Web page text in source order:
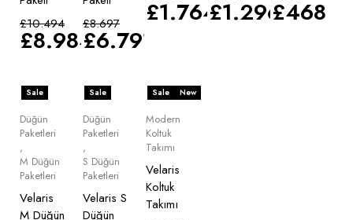
£10.494
£8.984
£8.697
£6.791
£1.764£1.296£468
Sale
Düğün
Paketleri
,
M Düğün
Paketleri
Velaris
M Düğün
Sale
Düğün
Paketleri
,
S Düğün
Paketleri
Velaris S
Düğün
Sale New
Modern
Koltuk
Takımı
Velaris
Koltuk
Takımı